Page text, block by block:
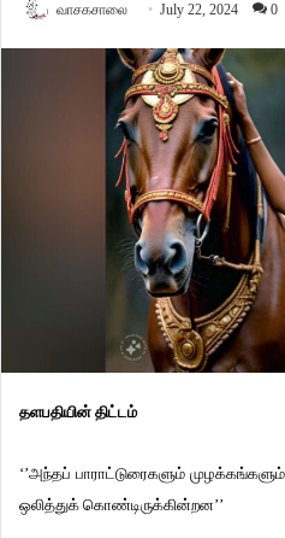
வாசகசாலை July 22, 2024 0
தளபதியின் திட்டம்
‘’அந்தப் பாராட்டுரைகளும்
ஒலித்துக் கொண்டிருக்கின்றன’’